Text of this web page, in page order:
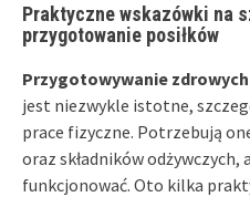
Praktyczne wskazówki na
przygotowanie posiłków
Przygotowywanie
jest niezwykle istotne,
prace fizyczne. Potrzebują
oraz składników
funkcjonować. Oto kilka